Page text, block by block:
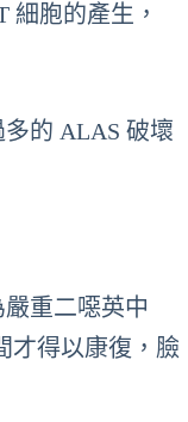
細胞的產生，
的 ALAS 破壞
重二噁英中
才得以康復，臉